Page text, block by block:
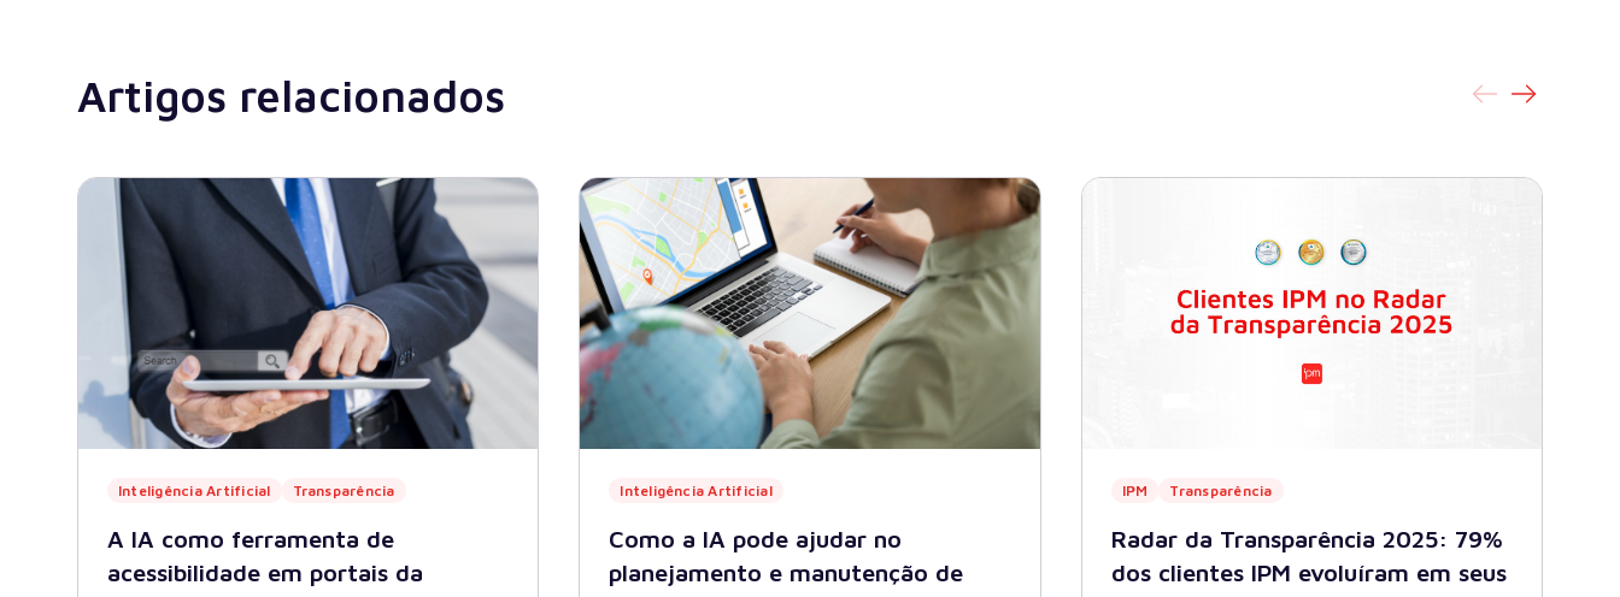
Artigos relacionados
Inteligência Artificial Transparência
A IA como ferramenta de
acessibilidade em portais da
Inteligência Artificial
Como a IA pode ajudar no
planejamento e manutenção de
IPM Transparência
Radar da Transparência 2025: 79%
dos clientes IPM evoluíram em seus